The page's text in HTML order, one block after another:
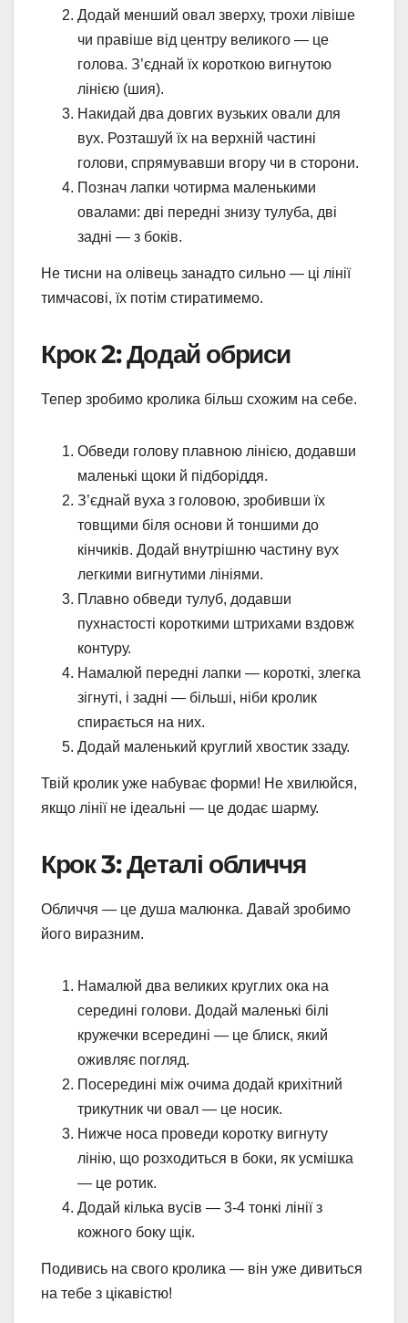
Додай менший овал зверху, трохи лівіше
чи правіше від центру великого — це
голова. З’єднай їх короткою вигнутою
лінією (шия).
Накидай два довгих вузьких овали для
вух. Розташуй їх на верхній частині
голови, спрямувавши вгору чи в сторони.
Познач лапки чотирма маленькими
овалами: дві передні знизу тулуба, дві
задні — з боків.
Не тисни на олівець занадто сильно — ці лінії
тимчасові, їх потім стиратимемо.
Крок 2: Додай обриси
Тепер зробимо кролика більш схожим на себе.
Обведи голову плавною лінією, додавши
маленькі щоки й підборіддя.
З’єднай вуха з головою, зробивши їх
товщими біля основи й тоншими до
кінчиків. Додай внутрішню частину вух
легкими вигнутими лініями.
Плавно обведи тулуб, додавши
пухнастості короткими штрихами вздовж
контуру.
Намалюй передні лапки — короткі, злегка
зігнуті, і задні — більші, ніби кролик
спирається на них.
Додай маленький круглий хвостик ззаду.
Твій кролик уже набуває форми! Не хвилюйся,
якщо лінії не ідеальні — це додає шарму.
Крок 3: Деталі обличчя
Обличчя — це душа малюнка. Давай зробимо
його виразним.
Намалюй два великих круглих ока на
середині голови. Додай маленькі білі
кружечки всередині — це блиск, який
оживляє погляд.
Посередині між очима додай крихітний
трикутник чи овал — це носик.
Нижче носа проведи коротку вигнуту
лінію, що розходиться в боки, як усмішка
— це ротик.
Додай кілька вусів — 3-4 тонкі лінії з
кожного боку щік.
Подивись на свого кролика — він уже дивиться
на тебе з цікавістю!